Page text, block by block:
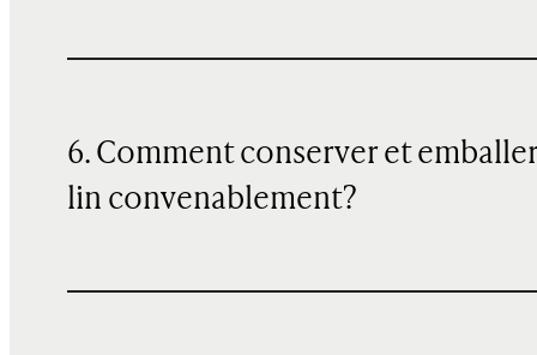
6. Comment conserver et
lin convenablement?